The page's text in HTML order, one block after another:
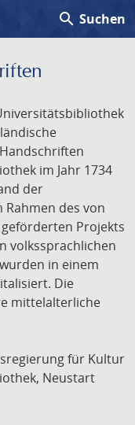
search Suchen
im Jahr 1734
der
Rahmen des von
Projekts
volkssprachlichen
in einem
Die
mittelalterliche
für Kultur
Neustart